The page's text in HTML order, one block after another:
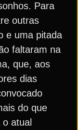
Para
outras
e uma pitada
faltaram na
que, aos
dias
do que
atual